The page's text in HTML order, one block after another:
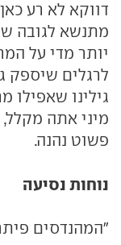
דווקא לא רע
יותר מדי על
לרגלים שיספק
גילינו שאפילו
פשוט נהנה.
נוחות נסיעה
"המהנדסים